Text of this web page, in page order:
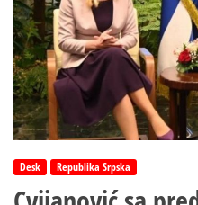
Desk Republika Srpska